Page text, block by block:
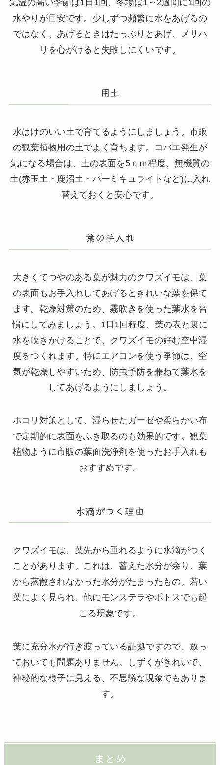
気温の高い季節は1日1回、冬場は1～2週間に1回の
水やりが目安です。少しずつ頻繁に水をあげるの
ではなく、あげるときはたっぷりとあげ、メリハ
リを心がけると失敗しにくいです。
用土
水はけのいい土で育てるようにしましょう。市販
の観葉植物用の土でよく育ちます。コバエ発生が
気になる場合は、土の表面を5ｃｍ程度、無機質の
土(赤玉土・鹿沼土・バーミキュライトなど)に入れ
替えておくと安心です。
葉の手入れ
大きくてつやのある葉が魅力のクワズイモは、葉
の表面もお手入れしてあげるときれいな葉を保て
ます。乾燥対策のため、霧吹きを使った葉水を習
慣にしてみましょう。1日1回程度、葉の表と裏に
水を吹きかけることで、クワズイモの好む空中湿
度をつくれます。特にエアコンを使う季節は、空
気が乾燥しやすいため、防虫予防を兼ねて葉水を
してあげるようにしましょう。
ホコリ対策として、湿らせたガーゼや柔らかい布
で定期的に表面をふき取るのも効果的です。観葉
植物ように市販の葉面洗浄剤を使ったお手入れも
おすすめです。
水滴がつく理由
クワズイモは、葉先から垂れるように水滴がつく
ことがあります。これは、蓄えた水分が余り、葉
から蒸散されなかった水分がたまったもの。若い
葉によく見られ、他にモンステラやポトスでも起
こる現象です。
葉に充分水が行き渡っている証拠ですので、放っ
ておいても問題ありません。しずくがきれいで、
神秘的な様子に見える、不思議な現象でもありま
す。
まとめ